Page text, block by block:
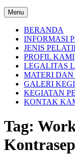
Menu
BERANDA
INFORMASI
JENIS
PROFIL KAMI
LEGALITAS
MATERI DAN
GALERI
KEGIATAN
KONTAK
Tag: